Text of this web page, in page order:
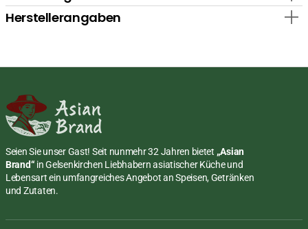
Herstellerangaben
Seien Sie unser Gast! Seit nunmehr 32 Jahren bietet „Asian
Brand“ in Gelsenkirchen Liebhabern asiatischer Küche und
Lebensart ein umfangreiches Angebot an Speisen, Getränken
und Zutaten.